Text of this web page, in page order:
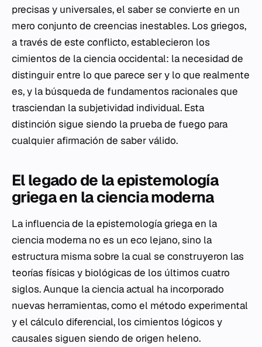
precisas y universales, el saber se convierte en un
mero conjunto de creencias inestables. Los griegos,
a través de este conflicto, establecieron los
cimientos de la ciencia occidental: la necesidad de
distinguir entre lo que parece ser y lo que realmente
es, y la búsqueda de fundamentos racionales que
trasciendan la subjetividad individual. Esta
distinción sigue siendo la prueba de fuego para
cualquier afirmación de saber válido.
El legado de la epistemología
griega en la ciencia moderna
La influencia de la epistemología griega en la
ciencia moderna no es un eco lejano, sino la
estructura misma sobre la cual se construyeron las
teorías físicas y biológicas de los últimos cuatro
siglos. Aunque la ciencia actual ha incorporado
nuevas herramientas, como el método experimental
y el cálculo diferencial, los cimientos lógicos y
causales siguen siendo de origen heleno.